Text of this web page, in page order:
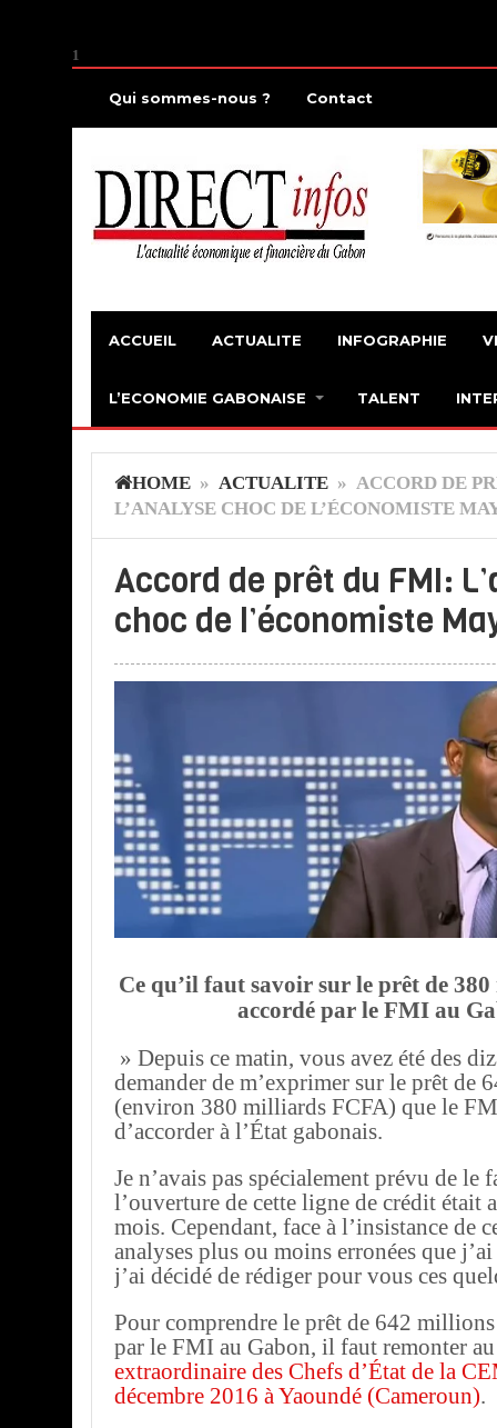
1
Qui sommes-nous ? Contact
ACCUEIL ACTUALITE INFOGRAPHIE
L’ECONOMIE GABONAISE TALENT
HOME » ACTUALITE » ACCORD DE
L’ANALYSE CHOC DE L’ÉCONOMISTE
Accord de prêt du FMI:
choc de l’économiste
Ce qu’il faut savoir sur le prêt de
accordé par le FMI au
» Depuis ce matin, vous avez été des
demander de m’exprimer sur le prêt de
(environ 380 milliards FCFA) que le
d’accorder à l’État gabonais.
Je n’avais pas spécialement prévu de le
l’ouverture de cette ligne de crédit était
mois. Cependant, face à l’insistance de
analyses plus ou moins erronées que
j’ai décidé de rédiger pour vous ces
Pour comprendre le prêt de 642
par le FMI au Gabon, il faut remonter au
extraordinaire des Chefs d’État de la
décembre 2016 à Yaoundé (Cameroun).